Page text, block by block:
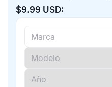
$9.99 USD: